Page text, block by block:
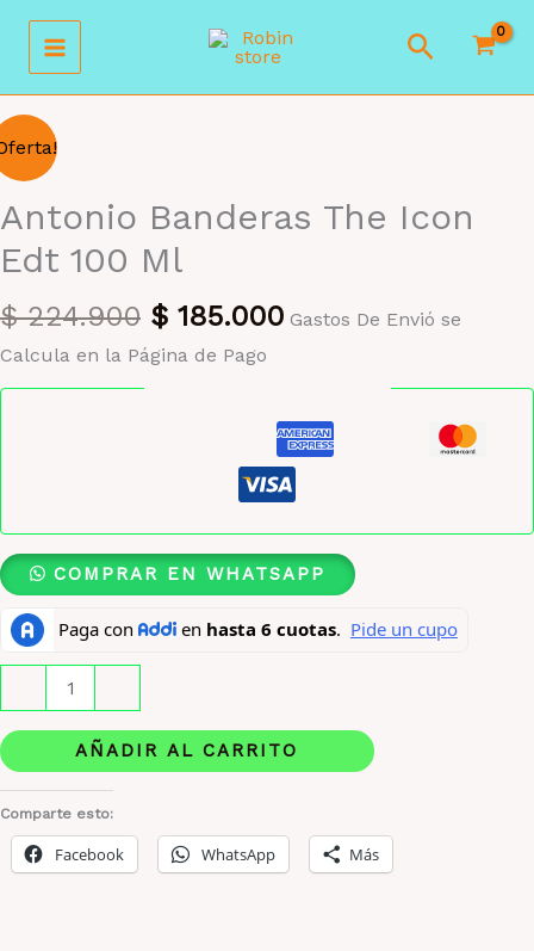
contenido
Buscar
Antonio Banderas The Icon
Edt 100 Ml
$224.900 El
precio
$ 224.900.
$ 185.000El
es:
$ 185.000.
Gastos De Envió se
Calcula en la Página de Pago
COMPRAR EN WHATSAPP
Antonio
Banderas
The
Icon
Edt
100
Ml
AÑADIR AL CARRITO
Comparte esto:
Facebook WhatsApp Más